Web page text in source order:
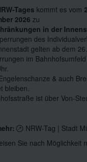
Tages kommt es vom
2026 zu
in der
des
gelten ab dem
im
& auch
bleiben.
ist über Von-
NRW-Tag | Stadt
Sie nach Möglichkeit
BEREICH